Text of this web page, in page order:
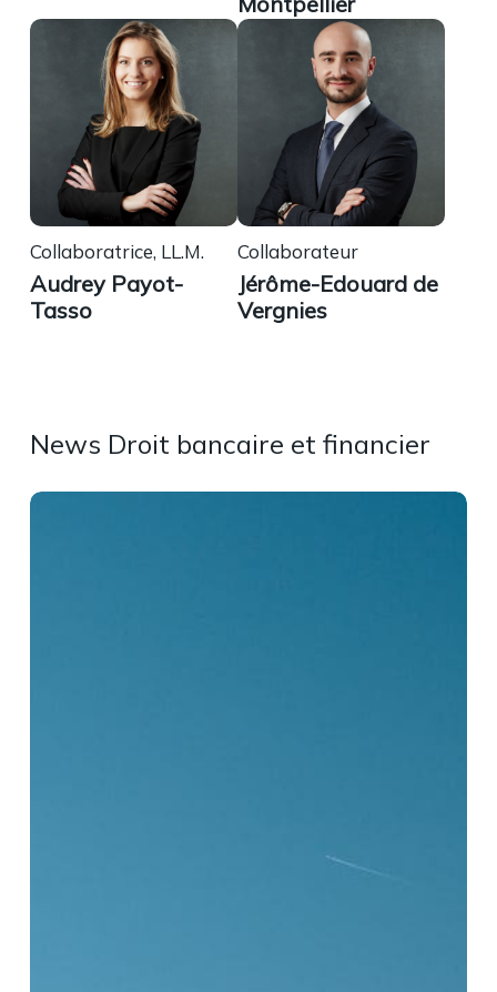
Collaboratrice, LL.M.
Audrey Payot-
Tasso
Collaborateur
Jérôme-Edouard de
Vergnies
News Droit bancaire et financier